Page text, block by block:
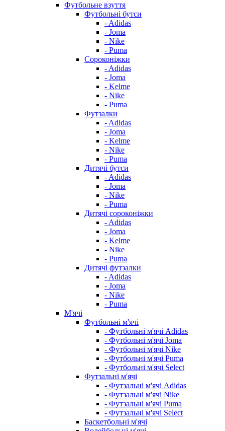
Футбольне взуття
Футбольні бутси
- Adidas
- Joma
- Nike
- Puma
Сороконіжки
- Adidas
- Joma
- Kelme
- Nike
- Puma
Футзалки
- Adidas
- Joma
- Kelme
- Nike
- Puma
Дитячі бутси
- Adidas
- Joma
- Nike
- Puma
Дитячі сороконіжки
- Adidas
- Joma
- Kelme
- Nike
- Puma
Дитячі футзалки
- Adidas
- Joma
- Nike
- Puma
М'ячі
Футбольні м'ячі
- Футбольні м'ячі Adidas
- Футбольні м'ячі Joma
- Футбольні м'ячі Nike
- Футбольні м'ячі Puma
- Футбольні м'ячі Select
Футзальні м'ячі
- Футзальні м'ячі Adidas
- Футзальні м'ячі Nike
- Футзальні м'ячі Puma
- Футзальні м'ячі Select
Баскетбольні м'ячі